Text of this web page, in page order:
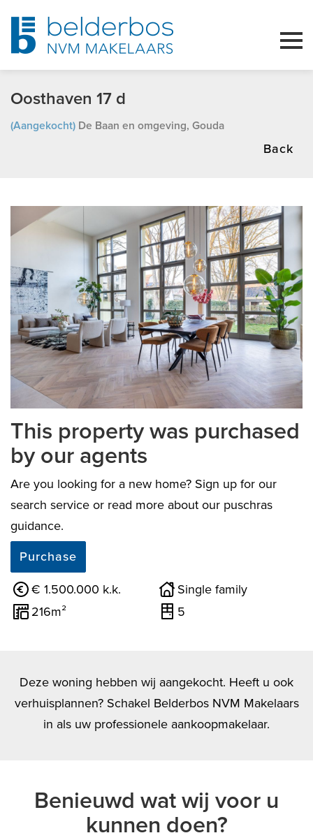
Oosthaven 17 d
(Aangekocht) De Baan en omgeving, Gouda
Back
previous next
This property was purchased
by our agents
Are you looking for a new home? Sign up for our
search service or read more about our puschras
guidance.
Purchase
€ 1.500.000 k.k.
Single family
216m²
5
Deze woning hebben wij aangekocht. Heeft u ook
verhuisplannen? Schakel Belderbos NVM Makelaars
in als uw professionele aankoopmakelaar.
Benieuwd wat wij voor u
kunnen doen?